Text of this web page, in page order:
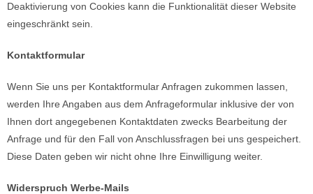
Deaktivierung von Cookies kann die Funktionalität dieser Website
eingeschränkt sein.
Kontaktformular
Wenn Sie uns per Kontaktformular Anfragen zukommen lassen,
werden Ihre Angaben aus dem Anfrageformular inklusive der von
Ihnen dort angegebenen Kontaktdaten zwecks Bearbeitung der
Anfrage und für den Fall von Anschlussfragen bei uns gespeichert.
Diese Daten geben wir nicht ohne Ihre Einwilligung weiter.
Widerspruch Werbe-Mails